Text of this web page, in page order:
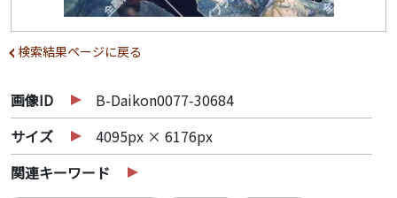
検索結果ページに戻る
画像ID
B-Daikon0077-30684
サイズ
4095px × 6176px
関連キーワード